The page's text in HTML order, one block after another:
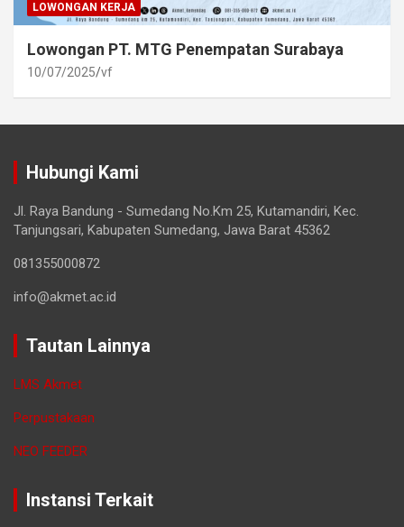
LOWONGAN KERJA
Lowongan PT. MTG Penempatan Surabaya
10/07/2025 vf
Hubungi Kami
Jl. Raya Bandung - Sumedang No.Km 25, Kutamandiri, Kec.
Tanjungsari, Kabupaten Sumedang, Jawa Barat 45362
081355000872
info@akmet.ac.id
Tautan Lainnya
LMS Akmet
Perpustakaan
NEO FEEDER
Instansi Terkait